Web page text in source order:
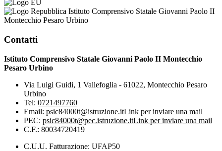
Istituto Comprensivo Statale Giovanni Paolo II
Montecchio Pesaro Urbino
Contatti
Istituto Comprensivo Statale Giovanni Paolo II Montecchio
Pesaro Urbino
Via Luigi Guidi, 1 Vallefoglia - 61022, Montecchio Pesaro
Urbino
Tel: 0721497760
Email: psic84000t@istruzione.itLink per inviare una mail
PEC: psic84000t@pec.istruzione.itLink per inviare una mail
C.F.: 80034720419
C.U.U. Fatturazione: UFAP50